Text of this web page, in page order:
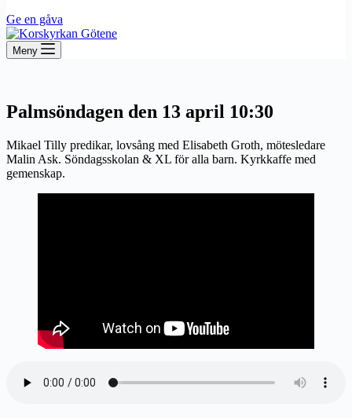
Ge en gåva
Meny
Palmsöndagen den 13 april 10:30
Mikael Tilly predikar, lovsång med Elisabeth Groth, mötesledare
Malin Ask. Söndagsskolan & XL för alla barn. Kyrkkaffe med
gemenskap.